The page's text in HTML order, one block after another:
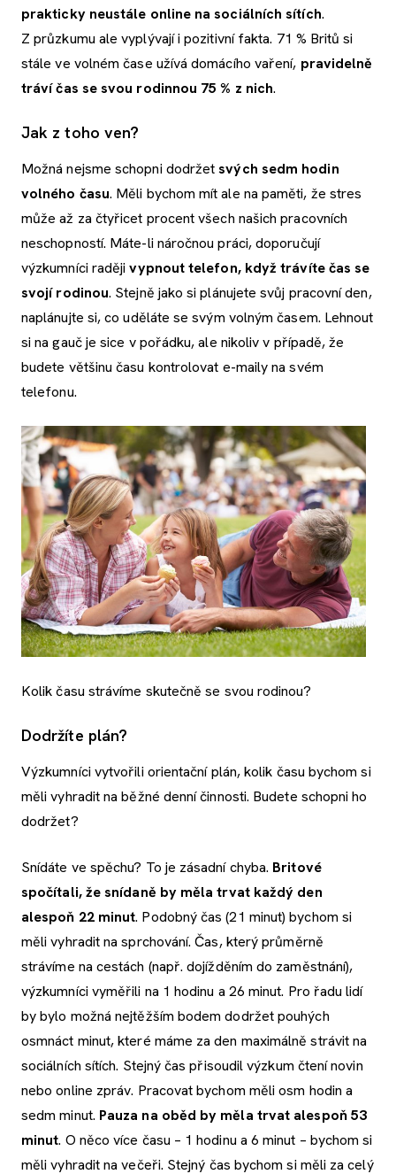
prakticky neustále online na sociálních sítích.
Z průzkumu ale vyplývají i pozitivní fakta. 71 % Britů si
stále ve volném čase užívá domácího vaření, pravidelně
tráví čas se svou rodinnou 75 % z nich.
Jak z toho ven?
Možná nejsme schopni dodržetsvých sedm hodin
volného času. Měli bychom mít ale na paměti, že stres
může až za čtyřicet procent všech našich pracovních
neschopností. Máte-li náročnou práci, doporučují
výzkumníci radějivypnout telefon, když trávíte čas se
svojí rodinou. Stejně jako si plánujete svůj pracovní den,
naplánujte si, co uděláte se svým volným časem. Lehnout
si na gauč je sice v pořádku, ale nikoliv v případě, že
budete většinu času kontrolovat e-maily na svém
telefonu.
Kolik času strávíme skutečně se svou rodinou?
Dodržíte plán?
Výzkumníci vytvořili orientační plán, kolik času bychom si
měli vyhradit na běžné denní činnosti. Budete schopni ho
dodržet?
Snídáte ve spěchu? To je zásadní chyba. Britové
spočítali, že snídaně by měla trvat každý den
alespoň 22 minut. Podobný čas (21 minut) bychom si
měli vyhradit na sprchování. Čas, který průměrně
strávíme na cestách (např. dojížděním do zaměstnání),
výzkumníci vyměřili na 1 hodinu a 26 minut. Pro řadu lidí
by bylo možná nejtěžším bodem dodržet pouhých
osmnáct minut, které máme za den maximálně strávit na
sociálních sítích. Stejný čas přisoudil výzkum čtení novin
nebo online zpráv. Pracovat bychom měli osm hodin a
sedm minut. Pauza na oběd by měla trvat alespoň 53
minut. O něco více času – 1 hodinu a 6 minut – bychom si
měli vyhradit na večeři. Stejný čas bychom si měli za celý